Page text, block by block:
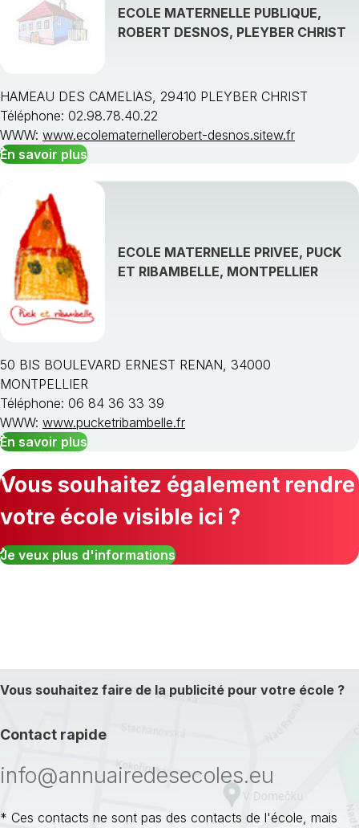
ECOLE MATERNELLE PUBLIQUE,
ROBERT DESNOS, PLEYBER CHRIST
HAMEAU DES CAMELIAS, 29410 PLEYBER CHRIST
Téléphone: 02.98.78.40.22
WWW: www.ecolematernellerobert-desnos.sitew.fr
En savoir plus
ECOLE MATERNELLE PRIVEE, PUCK
ET RIBAMBELLE, MONTPELLIER
50 BIS BOULEVARD ERNEST RENAN, 34000
MONTPELLIER
Téléphone: 06 84 36 33 39
WWW: www.pucketribambelle.fr
En savoir plus
Vous souhaitez également rendre
votre école visible ici ?
Je veux plus d'informations
Vous souhaitez faire de la publicité pour votre école ?
Contact rapide
info@annuairedesecoles.eu
* Ces contacts ne sont pas des contacts de l'école, mais